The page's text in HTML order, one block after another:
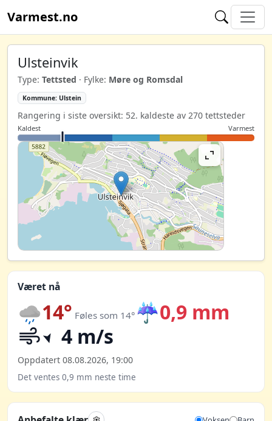
Varmest.no
Ulsteinvik
Type: Tettsted · Fylke: Møre og Romsdal
Kommune: Ulstein
Rangering i siste oversikt: 52. kaldeste av 270 tettsteder
Kaldest Varmest
Været nå
14° Føles som 14° ☔0,9 mm
4 m/s
Oppdatert 08.08.2026, 19:00
Det ventes 0,9 mm neste time